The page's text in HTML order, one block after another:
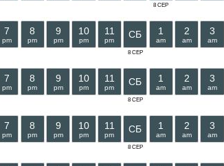
8 СЕР
7
pm
8
pm
9
pm
10
pm
11
pm
8 СЕР
СБ 1
am
2
am
3
am
7
pm
8
pm
9
pm
10
pm
11
pm
8 СЕР
СБ 1
am
2
am
3
am
7
pm
8
pm
9
pm
10
pm
11
pm
8 СЕР
СБ 1
am
2
am
3
am